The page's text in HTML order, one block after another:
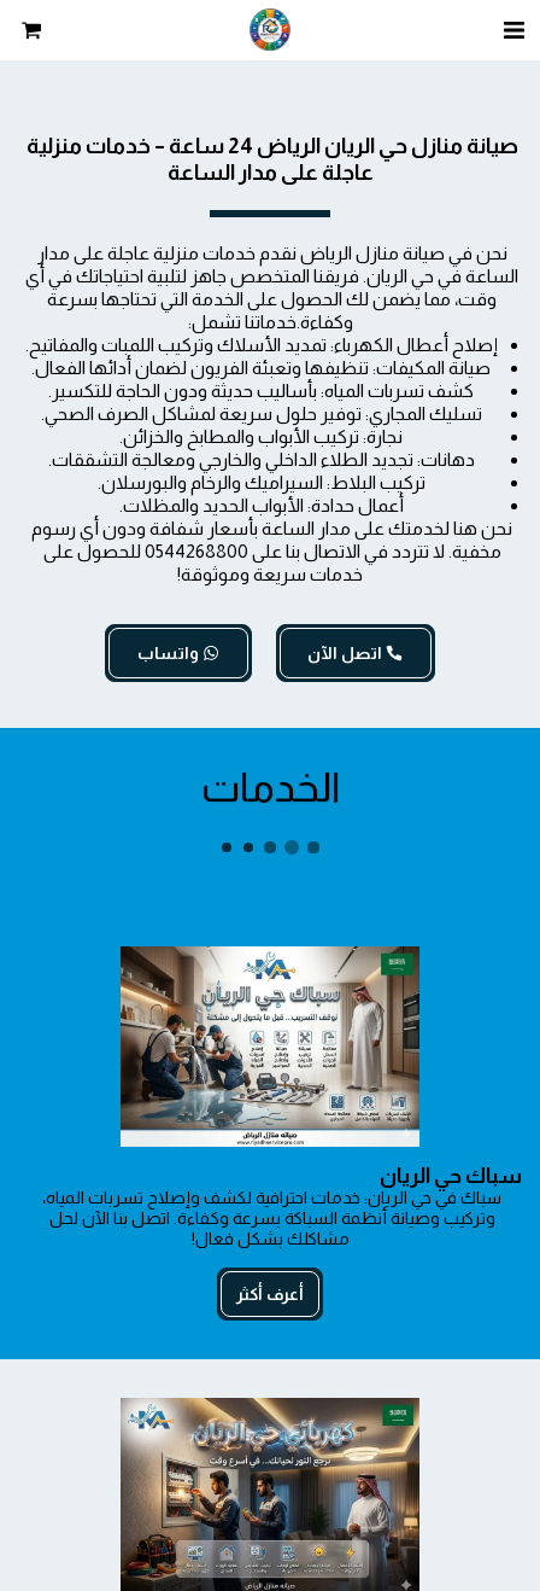
عاجلة على مدار الساعة
وكفاءة.خدماتنا تشمل:
إصلاح أعطال الكهرباء: تمديد الأسلاك وتركيب اللمبات والمفاتيح.
صيانة المكيفات: تنظيفها وتعبئة الفريون لضمان أدائها الفعال.
كشف تسربات المياه: بأساليب حديثة ودون الحاجة للتكسير.
تسليك المجاري: توفير حلول سريعة لمشاكل الصرف الصحي.
نجارة: تركيب الأبواب والمطابخ والخزائن.
دهانات: تجديد الطلاء الداخلي والخارجي ومعالجة التشققات.
تركيب البلاط: السيراميك والرخام والبورسلان.
أعمال حدادة: الأبواب الحديد والمظلات.
خدمات سريعة وموثوقة!
اتصل الآن واتساب
الخدمات
سباك حي الريان
مشاكلك بشكل فعال!
أعرف أكثر